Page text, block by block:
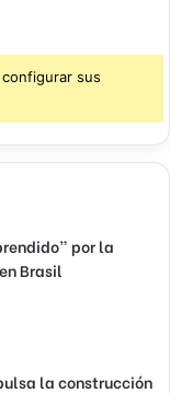
sus
por la
Brasil
la construcción